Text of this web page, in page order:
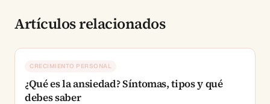
Artículos relacionados
CRECIMIENTO PERSONAL
¿Qué es la ansiedad? Síntomas, tipos y qué
debes saber